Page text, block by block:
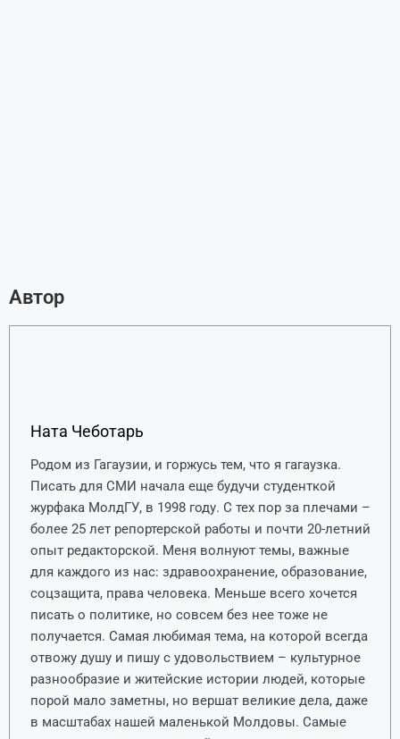
Автор
Ната Чеботарь
Родом из Гагаузии, и горжусь тем, что я гагаузка.
Писать для СМИ начала еще будучи студенткой
журфака МолдГУ, в 1998 году. С тех пор за плечами –
более 25 лет репортерской работы и почти 20-летний
опыт редакторской. Меня волнуют темы, важные
для каждого из нас: здравоохранение, образование,
соцзащита, права человека. Меньше всего хочется
писать о политике, но совсем без нее тоже не
получается. Самая любимая тема, на которой всегда
отвожу душу и пишу с удовольствием – культурное
разнообразие и житейские истории людей, которые
порой мало заметны, но вершат великие дела, даже
в масштабах нашей маленькой Молдовы. Самые